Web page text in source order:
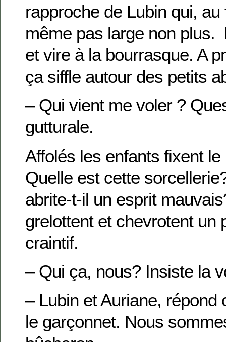
rapproche de Lubin qui, au
même pas large non plus.
et vire à la bourrasque. A
ça siffle autour des petits
– Qui vient me voler ?
gutturale.
Affolés les enfants fixent le
Quelle est cette
abrite-t-il un esprit
grelottent et chevrotent un
craintif.
– Qui ça, nous? Insiste la
– Lubin et Auriane,
le garçonnet. Nous